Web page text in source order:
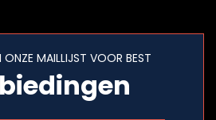
MAILLIJST VOOR BEST